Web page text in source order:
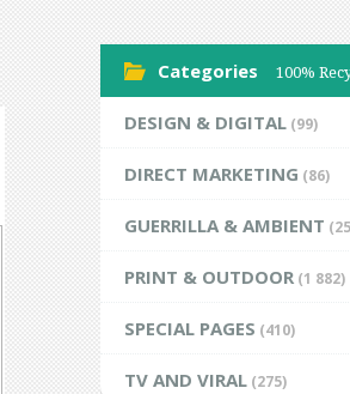
Categories 100%
DESIGN & DIGITAL (99)
DIRECT MARKETING (86)
GUERRILLA & AMBIENT
PRINT & OUTDOOR (1 882)
SPECIAL PAGES (410)
TV AND VIRAL (275)